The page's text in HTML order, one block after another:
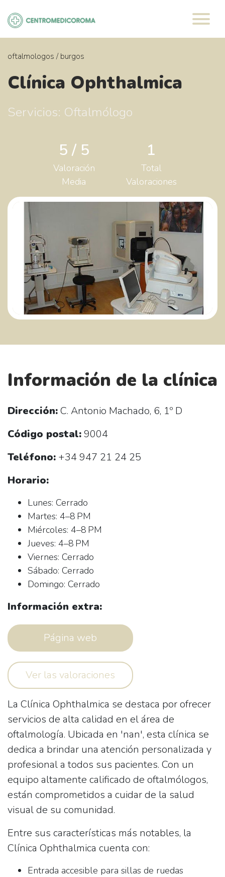
contenido
oftalmologos / burgos
Clínica Ophthalmica
Servicios: Oftalmólogo
5 / 5
Valoración
Media
1
Total
Valoraciones
Información de la clínica
Dirección:C. Antonio Machado, 6, 1º D
Código postal:9004
Teléfono: +34 947 21 24 25
Horario:
Lunes: Cerrado
Martes: 4–8 PM
Miércoles: 4–8 PM
Jueves: 4–8 PM
Viernes: Cerrado
Sábado: Cerrado
Domingo: Cerrado
Información extra:
Página web
Ver las valoraciones
La Clínica Ophthalmica se destaca por ofrecer
servicios de alta calidad en el área de
oftalmología. Ubicada en 'nan', esta clínica se
dedica a brindar una atención personalizada y
profesional a todos sus pacientes. Con un
equipo altamente calificado de oftalmólogos,
están comprometidos a cuidar de la salud
visual de su comunidad.
Entre sus características más notables, la
Clínica Ophthalmica cuenta con:
Entrada accesible para sillas de ruedas